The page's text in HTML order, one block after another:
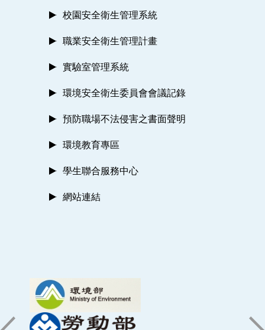
校園安全衛生管理系統
職業安全衛生管理計畫
實驗室管理系統
環境安全衛生委員會會議記錄
預防職場不法侵害之書面聲明
環境教育專區
學生聯合服務中心
網站連結